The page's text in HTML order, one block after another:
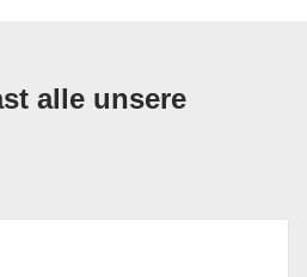
alle unsere